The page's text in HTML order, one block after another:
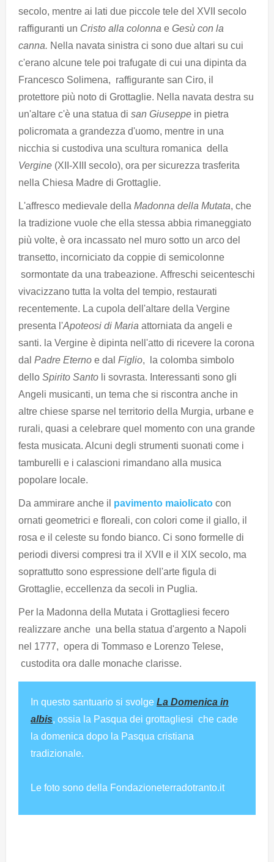
secolo, mentre ai lati due piccole tele del XVII secolo
raffiguranti un Cristo alla colonna e Gesù con la
canna. Nella navata sinistra ci sono due altari su cui
c'erano alcune tele poi trafugate di cui una dipinta da
Francesco Solimena, raffigurante san Ciro, il
protettore più noto di Grottaglie. Nella navata destra su
un'altare c'è una statua di san Giuseppe in pietra
policromata a grandezza d'uomo, mentre in una
nicchia si custodiva una scultura romanica della
Vergine (XII-XIII secolo), ora per sicurezza trasferita
nella Chiesa Madre di Grottaglie.
L'affresco medievale della Madonna della Mutata, che
la tradizione vuole che ella stessa abbia rimaneggiato
più volte, è ora incassato nel muro sotto un arco del
transetto, incorniciato da coppie di semicolonne
sormontate da una trabeazione. Affreschi seicenteschi
vivacizzano tutta la volta del tempio, restaurati
recentemente. La cupola dell'altare della Vergine
presenta l'Apoteosi di Maria attorniata da angeli e
santi. la Vergine è dipinta nell'atto di ricevere la corona
dal Padre Eterno e dal Figlio, la colomba simbolo
dello Spirito Santo li sovrasta. Interessanti sono gli
Angeli musicanti, un tema che si riscontra anche in
altre chiese sparse nel territorio della Murgia, urbane e
rurali, quasi a celebrare quel momento con una grande
festa musicata. Alcuni degli strumenti suonati come i
tamburelli e i calascioni rimandano alla musica
popolare locale.
Da ammirare anche il pavimento maiolicato con
ornati geometrici e floreali, con colori come il giallo, il
rosa e il celeste su fondo bianco. Ci sono formelle di
periodi diversi compresi tra il XVII e il XIX secolo, ma
soprattutto sono espressione dell'arte figula di
Grottaglie, eccellenza da secoli in Puglia.
Per la Madonna della Mutata i Grottagliesi fecero
realizzare anche una bella statua d'argento a Napoli
nel 1777, opera di Tommaso e Lorenzo Telese,
custodita ora dalle monache clarisse.
In questo santuario si svolge La Domenica in
albis, ossia la Pasqua dei grottagliesi che cade
la domenica dopo la Pasqua cristiana
tradizionale.
Le foto sono della Fondazioneterradotranto.it